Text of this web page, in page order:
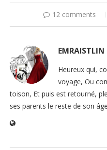
12 comments
EMRAISTLIN
Heureux qui,
voyage, Ou
toison, Et puis est retourné,
ses parents le reste de son